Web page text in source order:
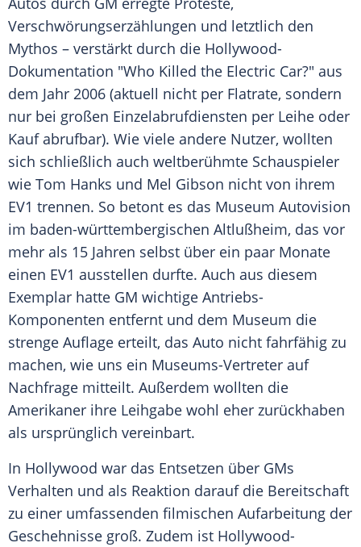
Verschwörungserzählungen und letztlich den
Mythos – verstärkt durch die Hollywood-
Dokumentation "Who Killed the Electric Car?" aus
dem Jahr 2006 (aktuell nicht per Flatrate, sondern
nur bei großen Einzelabrufdiensten per Leihe oder
Kauf abrufbar). Wie viele andere Nutzer, wollten
sich schließlich auch weltberühmte Schauspieler
wie Tom Hanks und Mel Gibson nicht von ihrem
EV1 trennen. So betont es das Museum Autovision
im baden-württembergischen Altlußheim, das vor
mehr als 15 Jahren selbst über ein paar Monate
einen EV1 ausstellen durfte. Auch aus diesem
Exemplar hatte GM wichtige Antriebs-
Komponenten entfernt und dem Museum die
strenge Auflage erteilt, das Auto nicht fahrfähig zu
machen, wie uns ein Museums-Vertreter auf
Nachfrage mitteilt. Außerdem wollten die
Amerikaner ihre Leihgabe wohl eher zurückhaben
als ursprünglich vereinbart.
In Hollywood war das Entsetzen über GMs
Verhalten und als Reaktion darauf die Bereitschaft
zu einer umfassenden filmischen Aufarbeitung der
Geschehnisse groß. Zudem ist Hollywood-